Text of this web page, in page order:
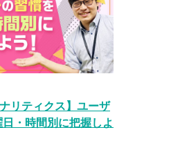
リティクス】ユーザ
・時間別に把握しよ